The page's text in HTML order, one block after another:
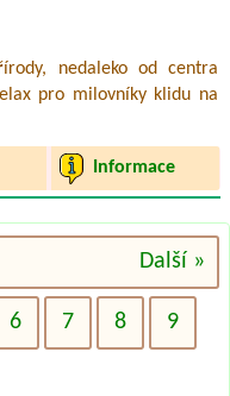
nedaleko od centra
pro milovníky klidu na
Informace
Další »
6 7 8 9